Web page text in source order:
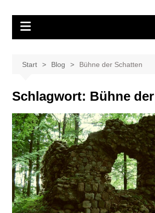
springen
Start Blog Bühne der Schatten
Schlagwort: Bühne